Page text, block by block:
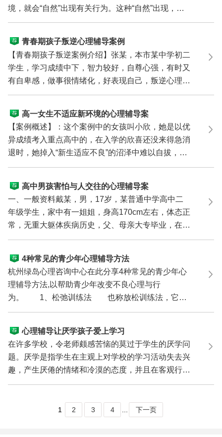
境，就会“自然”出现有关行为。这种“自然”出现，会
使人...
青春期孩子叛逆心理辅导案例
【青春期孩子叛逆案例介绍】张某，本市某中学初二
学生，学习成绩中下，智力较好，自尊心强，有时又
有自卑感，做事很情绪化，好表现自己，叛逆心理十
分严重，...
高一女生不适应新环境的心理辅导案
例
【案例概述】：这个案例中的女孩叫小欣，她是以优
异成绩考入重点高中的，在入学的欣喜还没来得急消
退时，她掉入“新生适应不良”的沼泽中难以自拔，她
告诉心...
高中男孩害怕与人交往的心理辅导案
例
一、一般资料戴某，男，17岁，某普通中学高中二
年级学生，家中有一姐姐，身高170cm左右，体态正
常，无重大躯体疾病历史，父、母亲大专毕业，在机
关工作，收入...
4种常见的青少年心理辅导方法
杭州绿岛心理咨询中心在此分享4种常见的青少年心
理辅导方法,以帮助青少年改变不良心理与行
为。 1、松弛训练法 也称放松训练法，它是
一种通过训练有意识...
心理辅导让厌学孩子爱上学习
在许多学校，令老师颇感苦恼的莫过于学生的厌学问
题。厌学是指学生在主观上对学校的学习活动失去兴
趣，产生厌倦的情绪和冷漠的态度，并且在客观行为
上明显表...
1 2 3 4 下一页